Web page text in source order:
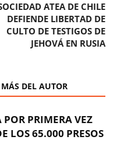
ATEA DE CHILE
DEFIENDE LIBERTAD DE
CULTO DE TESTIGOS DE
JEHOVÁ EN RUSIA
MÁS DEL AUTOR
POR PRIMERA VEZ
LOS 65.000 PRESOS